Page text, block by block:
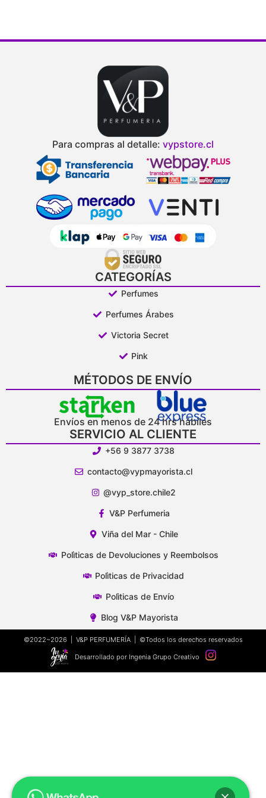
Para compras al detalle: vypstore.cl
CATEGORÍAS
Perfumes
Perfumes Árabes
Victoria Secret
Pink
MÉTODOS DE ENVÍO
Envíos en menos de 24 hrs hábiles
SERVICIO AL CLIENTE
+56 9 3877 3738
contacto@vypmayorista.cl
@vyp_store.chile2
V&P Perfumeria
Viña del Mar - Chile
Polìticas de Devoluciones y Reembolsos
Polìticas de Privacidad
Polìticas de Envío
Blog V&P Mayorista
©2022~2026 | V&P PERFUMERÍA | ©Todos los derechos reservados
Desarrollado por Ingenia Grupo Creativo